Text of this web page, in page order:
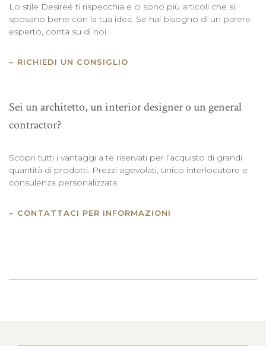
Lo stile Desireé ti rispecchia e ci sono più articoli che si
sposano bene con la tua idea. Se hai bisogno di un parere
esperto, conta su di noi.
RICHIEDI UN CONSIGLIO
Sei un architetto, un interior designer o un general
contractor?
Scopri tutti i vantaggi a te riservati per l’acquisto di grandi
quantità di prodotti. Prezzi agevolati, unico interlocutore e
consulenza personalizzata.
CONTATTACI PER INFORMAZIONI